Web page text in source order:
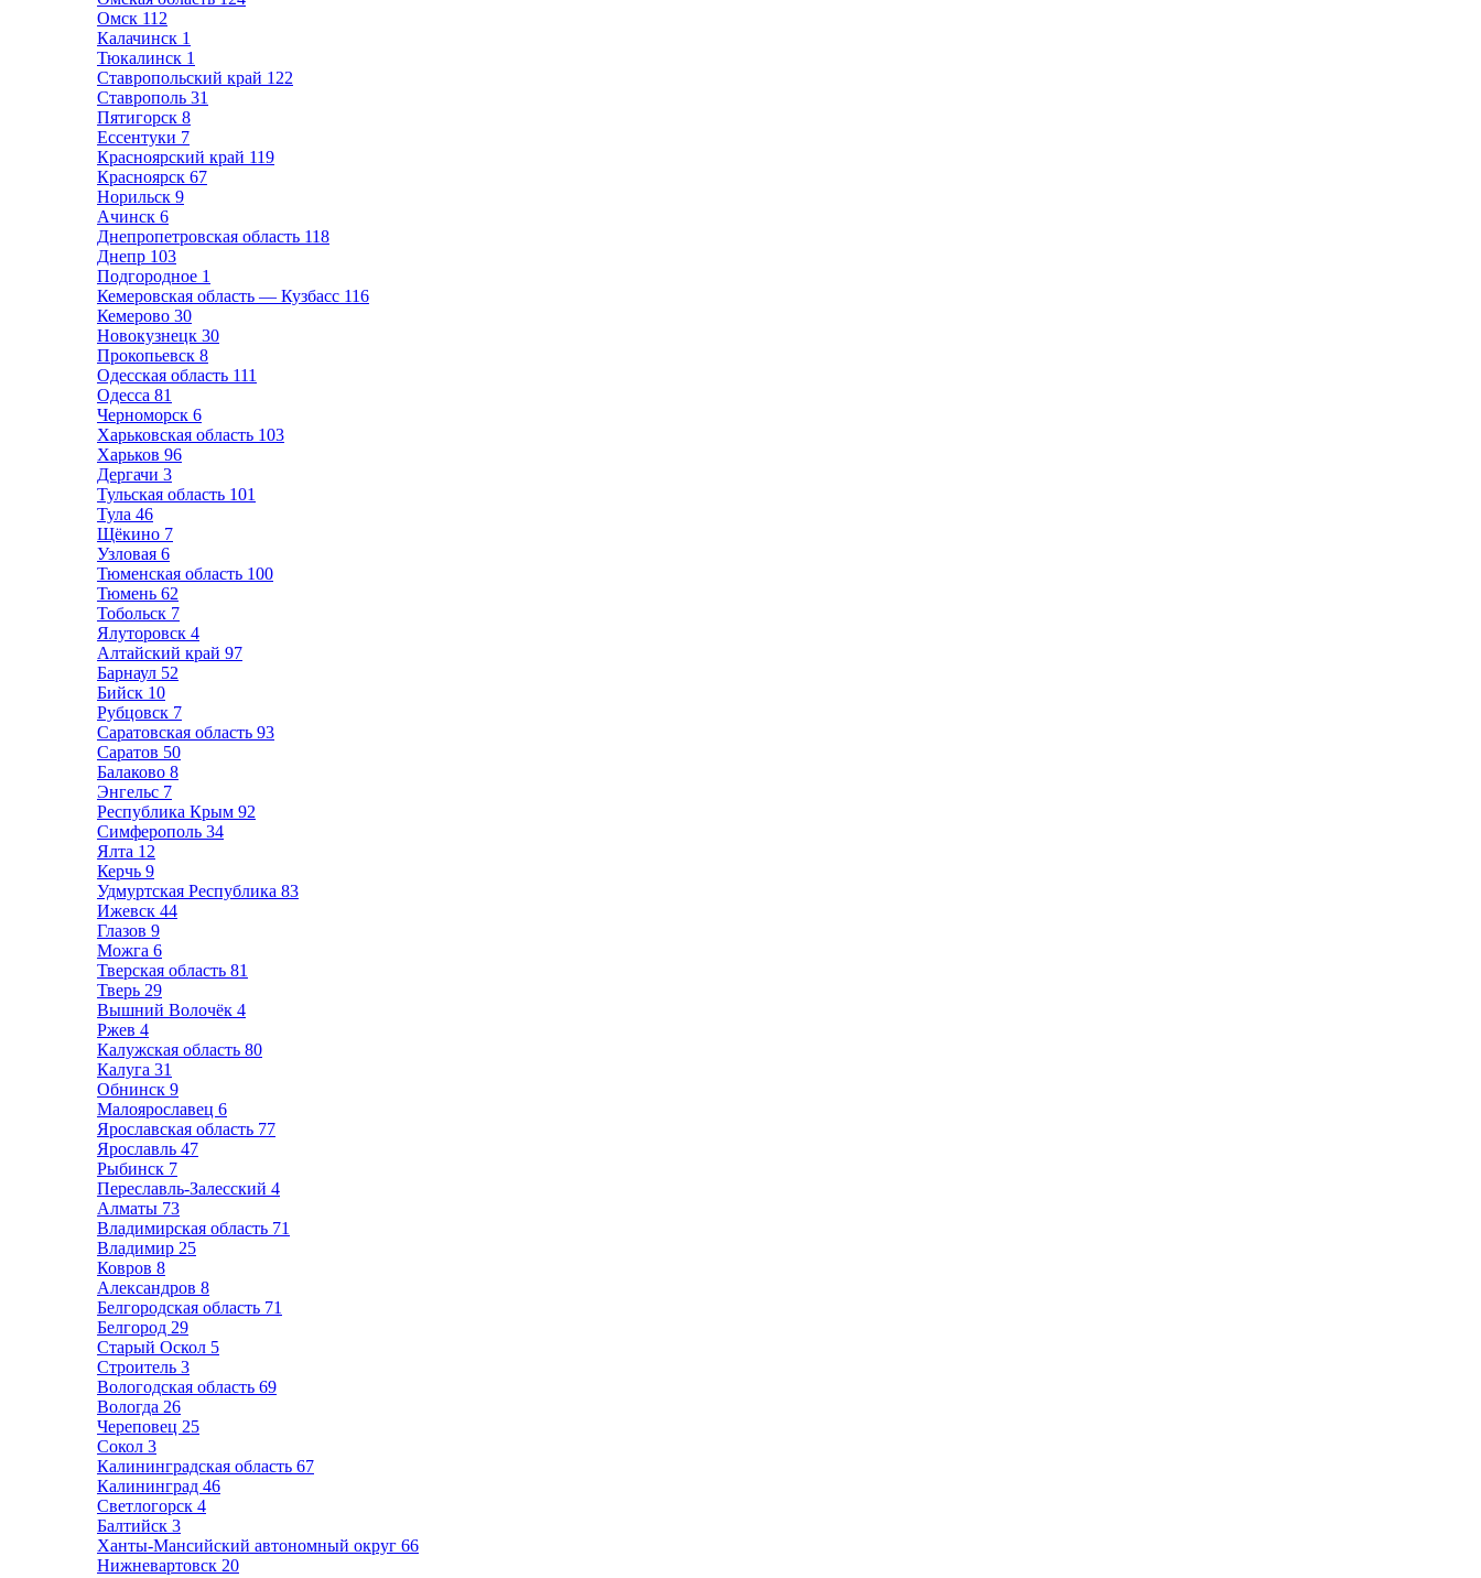
Омск 112
Калачинск 1
Тюкалинск 1
Ставропольский край 122
Ставрополь 31
Пятигорск 8
Ессентуки 7
Красноярский край 119
Красноярск 67
Норильск 9
Ачинск 6
Днепропетровская область 118
Днепр 103
Подгородное 1
Кемеровская область — Кузбасс 116
Кемерово 30
Новокузнецк 30
Прокопьевск 8
Одесская область 111
Одесса 81
Черноморск 6
Харьковская область 103
Харьков 96
Дергачи 3
Тульская область 101
Тула 46
Щёкино 7
Узловая 6
Тюменская область 100
Тюмень 62
Тобольск 7
Ялуторовск 4
Алтайский край 97
Барнаул 52
Бийск 10
Рубцовск 7
Саратовская область 93
Саратов 50
Балаково 8
Энгельс 7
Республика Крым 92
Симферополь 34
Ялта 12
Керчь 9
Удмуртская Республика 83
Ижевск 44
Глазов 9
Можга 6
Тверская область 81
Тверь 29
Вышний Волочёк 4
Ржев 4
Калужская область 80
Калуга 31
Обнинск 9
Малоярославец 6
Ярославская область 77
Ярославль 47
Рыбинск 7
Переславль-Залесский 4
Алматы 73
Владимирская область 71
Владимир 25
Ковров 8
Александров 8
Белгородская область 71
Белгород 29
Старый Оскол 5
Строитель 3
Вологодская область 69
Вологда 26
Череповец 25
Сокол 3
Калининградская область 67
Калининград 46
Светлогорск 4
Балтийск 3
Ханты-Мансийский автономный округ 66
Нижневартовск 20